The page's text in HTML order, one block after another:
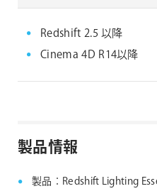
Redshift 2.5 以降
Cinema 4D R14以降
製品情報
製品：Redshift Lighting